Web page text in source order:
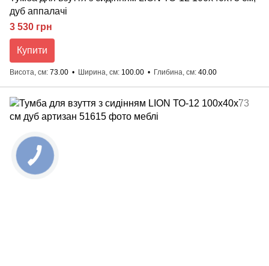
дуб аппалачі
3 530 грн
Купити
Висота, см 73.00 Ширина, см 100.00 Глибина, см 40.00